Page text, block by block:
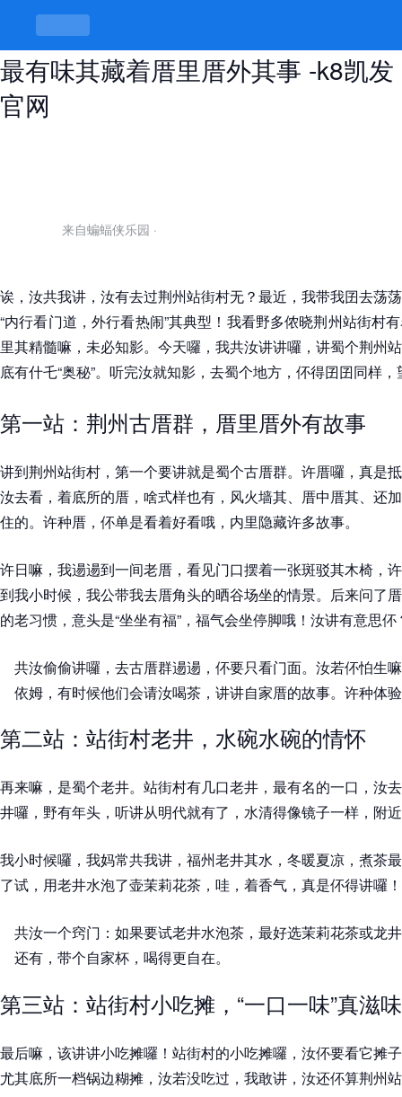
荆州站街村最出名的三个地方，底所
最有味其藏着厝里厝外其事 -k8凯发
官网
来自蝙蝠侠乐园 ·
诶，汝共我讲，汝有去过荆州站街村无？最近，我带我囝去荡
“内行看门道，外行看热闹”其典型！我看野多侬晓荆州站街村
里其精髓嘛，未必知影。今天囉，我共汝讲讲囉，讲蜀个荆州
底有什乇“奥秘”。听完汝就知影，去蜀个地方，伓得囝囝同样
第一站：荆州古厝群，厝里厝外有故事
讲到荆州站街村，第一个要讲就是蜀个古厝群。许厝囉，真是
汝去看，着底所的厝，啥式样也有，风火墙其、厝中厝其、还
住的。许种厝，伓单是看着好看哦，内里隐藏许多故事。
许日嘛，我逿逿到一间老厝，看见门口摆着一张斑驳其木椅，
到我小时候，我公带我去厝角头的晒谷场坐的情景。后来问了
的老习惯，意头是“坐坐有福”，福气会坐停脚哦！汝讲有意思伓
共汝偷偷讲囉，去古厝群逿逿，伓要只看门面。汝若伓怕生
依姆，有时候他们会请汝喝茶，讲讲自家厝的故事。许种体
第二站：站街村老井，水碗水碗的情怀
再来嘛，是蜀个老井。站街村有几口老井，最有名的一口，汝
井囉，野有年头，听讲从明代就有了，水清得像镜子一样，附
我小时候囉，我妈常共我讲，福州老井其水，冬暖夏凉，煮茶
了试，用老井水泡了壶茉莉花茶，哇，着香气，真是伓得讲囉！
共汝一个窍门：如果要试老井水泡茶，最好选茉莉花茶或龙
还有，带个自家杯，喝得更自在。
第三站：站街村小吃摊，“一口一味”真滋味
最后嘛，该讲讲小吃摊囉！站街村的小吃摊囉，汝伓要看它摊
尤其底所一档锅边糊摊，汝若没吃过，我敢讲，汝还伓算荆州